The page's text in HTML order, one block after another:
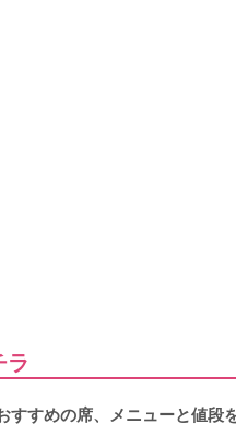
ラ
すすめの席、メニューと値段